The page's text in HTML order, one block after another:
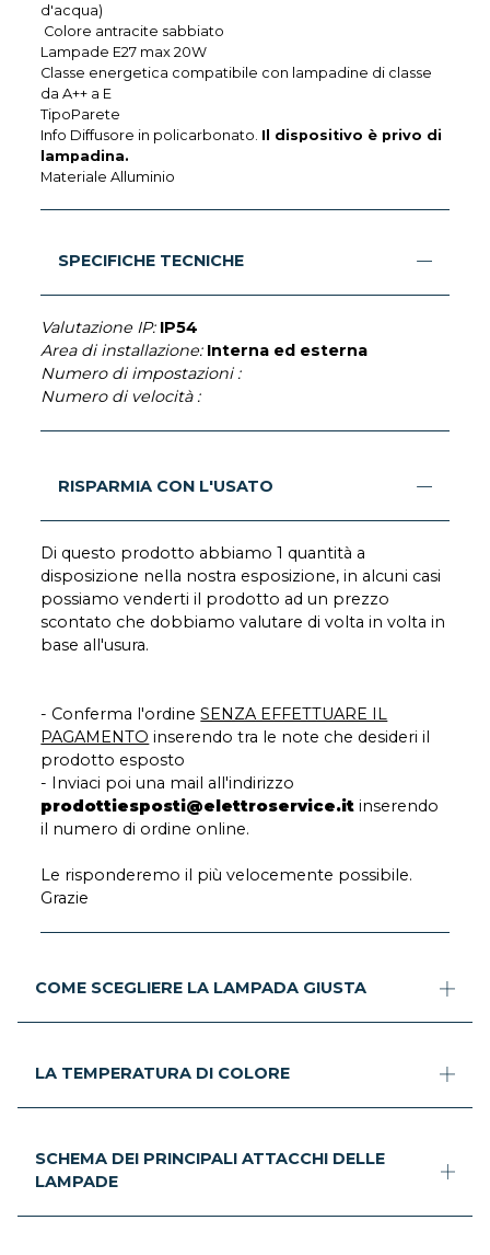
d'acqua)
Colore antracite sabbiato
Lampade E27 max 20W
Classe energetica compatibile con lampadine di classe
da A++ a E
TipoParete
Info Diffusore in policarbonato. Il dispositivo è privo di
lampadina.
Materiale Alluminio
SPECIFICHE TECNICHE
Valutazione IP: IP54
Area di installazione: Interna ed esterna
Numero di impostazioni :
Numero di velocità :
RISPARMIA CON L'USATO
Di questo prodotto abbiamo 1 quantità a
disposizione nella nostra esposizione, in alcuni casi
possiamo venderti il prodotto ad un prezzo
scontato che dobbiamo valutare di volta in volta in
base all'usura.
- Conferma l'ordineSENZA EFFETTUARE IL
PAGAMENTO inserendo tra le note che desideri il
prodotto esposto
- Inviaci poi una mail all'indirizzo
prodottiesposti@elettroservice.it inserendo
il numero di ordine online.
Le risponderemo il più velocemente possibile.
Grazie
COME SCEGLIERE LA LAMPADA GIUSTA
LA TEMPERATURA DI COLORE
SCHEMA DEI PRINCIPALI ATTACCHI DELLE
LAMPADE